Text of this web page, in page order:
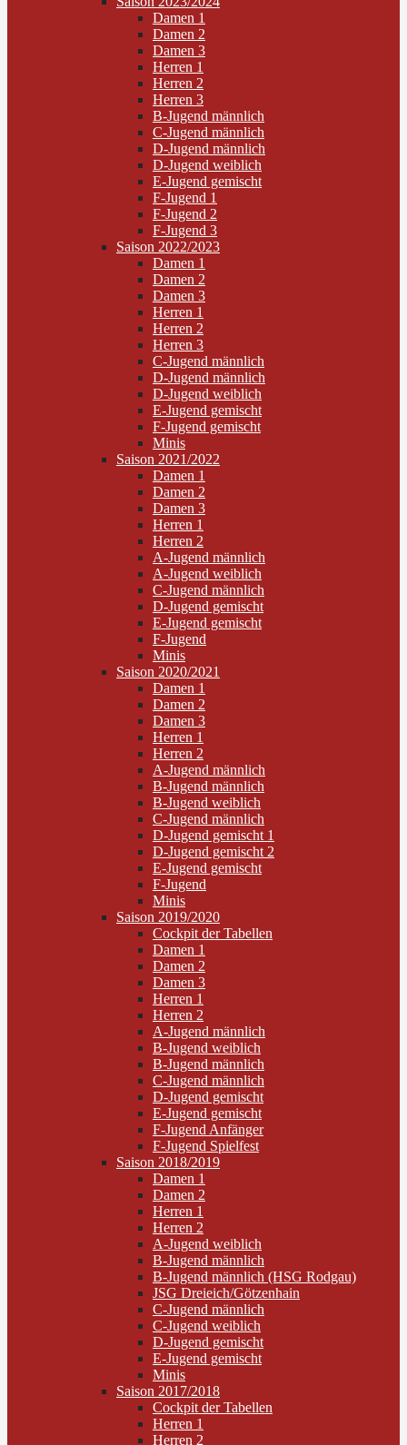
Damen 1
Damen 2
Damen 3
Herren 1
Herren 2
Herren 3
B-Jugend männlich
C-Jugend männlich
D-Jugend männlich
D-Jugend weiblich
E-Jugend gemischt
F-Jugend 1
F-Jugend 2
F-Jugend 3
Saison 2022/2023
Damen 1
Damen 2
Damen 3
Herren 1
Herren 2
Herren 3
C-Jugend männlich
D-Jugend männlich
D-Jugend weiblich
E-Jugend gemischt
F-Jugend gemischt
Minis
Saison 2021/2022
Damen 1
Damen 2
Damen 3
Herren 1
Herren 2
A-Jugend männlich
A-Jugend weiblich
C-Jugend männlich
D-Jugend gemischt
E-Jugend gemischt
F-Jugend
Minis
Saison 2020/2021
Damen 1
Damen 2
Damen 3
Herren 1
Herren 2
A-Jugend männlich
B-Jugend männlich
B-Jugend weiblich
C-Jugend männlich
D-Jugend gemischt 1
D-Jugend gemischt 2
E-Jugend gemischt
F-Jugend
Minis
Saison 2019/2020
Cockpit der Tabellen
Damen 1
Damen 2
Damen 3
Herren 1
Herren 2
A-Jugend männlich
B-Jugend weiblich
B-Jugend männlich
C-Jugend männlich
D-Jugend gemischt
E-Jugend gemischt
F-Jugend Anfänger
F-Jugend Spielfest
Saison 2018/2019
Damen 1
Damen 2
Herren 1
Herren 2
A-Jugend weiblich
B-Jugend männlich
B-Jugend männlich (HSG Rodgau)
JSG Dreieich/Götzenhain
C-Jugend männlich
C-Jugend weiblich
D-Jugend gemischt
E-Jugend gemischt
Minis
Saison 2017/2018
Cockpit der Tabellen
Herren 1
Herren 2